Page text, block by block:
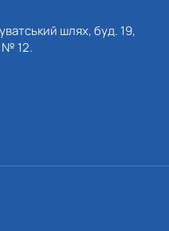
шлях, буд. 19,
№ 12.